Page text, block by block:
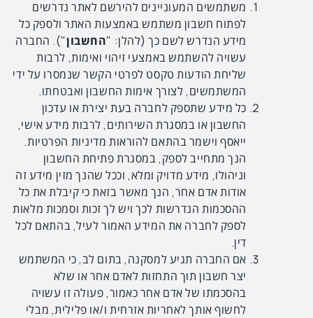
משתמשים המעוניינים להירשם לאתר נדרשים
לפתוח חשבון משתמש באמצעות האתר ולספק כל
מידע הנדרש לשם כך (להלן: "החשבון"). החברה
עשויה להשתמש באמצעי זיהוי ואימות, לרבות
שליחת הודעות טקסט לפרטי הקשר שנמסרו על ידי
המשתמשים, לצורך אימות החשבון ואבטחתו.
כל מידע שתספק לחברה בעת יצירת או עדכון
החשבון או במסגרת השירותים, לרבות מידע אישי,
ייאסף וישמר בהתאם להוראות מדיניות הפרטיות.
הנך מתחייב לספק, במסגרת פתיחת החשבון
וניהולו, מידע מדויק ומלא, וככל שהנך מזין מידע זה
אודות אדם אחר, הנך מאשר בזאת כי קיבלת את כל
ההסכמות הנדרשות לכך ויש לך זכות וסמכות מלאות
לספק לחברה את המידע האמור לעיל, בהתאם לכל
דין.
אם החברה תגיע למסקנה, בתום לב, כי המשתמש
יצר חשבון תוך התחזות לאדם אחר או שלא
בהסכמתו של אדם אחר כאמור, פעולה זו עשויה
לחשוף אותך לאחריות אזרחית ו/או פלילית, מבלי